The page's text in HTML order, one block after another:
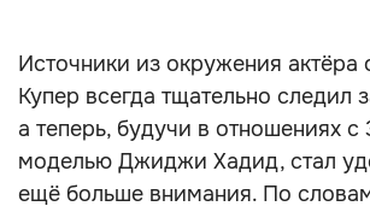
Источники из окружения актёра
Купер всегда тщательно следил
а теперь, будучи в отношениях с
моделью Джиджи Хадид, стал
ещё больше внимания. По